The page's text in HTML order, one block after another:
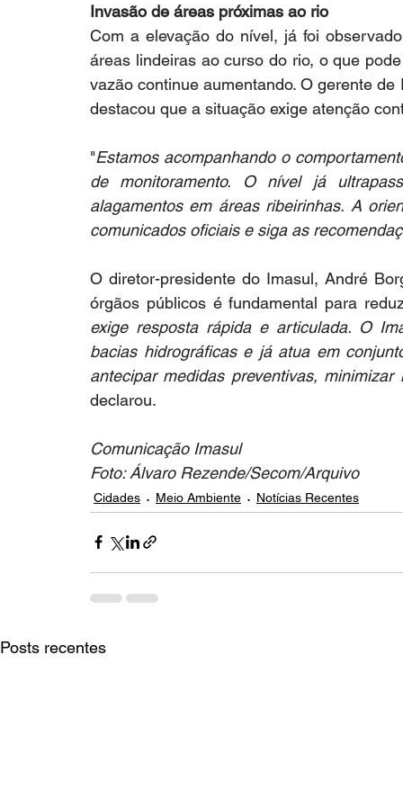
Invasão de áreas próximas ao rio
Com a elevação do nível, já foi
áreas lindeiras ao curso do rio, o que
vazão continue aumentando. O gerente
destacou que a situação exige atenção
"Estamos acompanhando o
de monitoramento. O nível já
alagamentos em áreas ribeirinhas. A
comunicados oficiais e siga as
O diretor-presidente do Imasul, André
órgãos públicos é fundamental para
exige resposta rápida e articulada. O
bacias hidrográficas e já atua em
antecipar medidas preventivas,
declarou.
Comunicação Imasul
Foto: Álvaro Rezende/Secom/Arquivo
Cidades Meio Ambiente Notícias Recentes
Posts recentes